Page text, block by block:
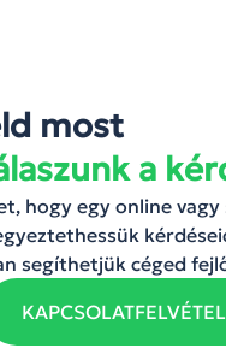
most
a
hogy egy online vagy
segíthetjük céged
KAPCSOLATFELVÉTEL